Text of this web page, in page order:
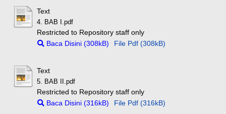
Text
4. BAB I.pdf
Restricted to Repository staff only
Baca Disini (308kB)
File Pdf (308kB)
Text
5. BAB II.pdf
Restricted to Repository staff only
Baca Disini (316kB)
File Pdf (316kB)